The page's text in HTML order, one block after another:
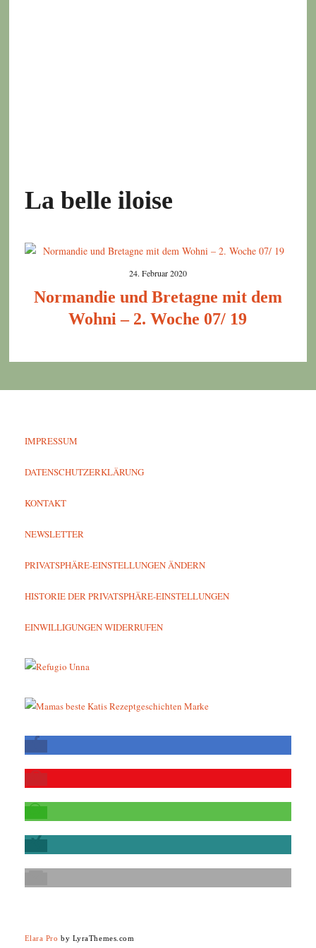
La belle iloise
24. Februar 2020
Normandie und Bretagne mit dem
Wohni – 2. Woche 07/ 19
IMPRESSUM
DATENSCHUTZERKLÄRUNG
KONTAKT
NEWSLETTER
PRIVATSPHÄRE-EINSTELLUNGEN ÄNDERN
HISTORIE DER PRIVATSPHÄRE-EINSTELLUNGEN
EINWILLIGUNGEN WIDERRUFEN
Elara Pro by LyraThemes.com